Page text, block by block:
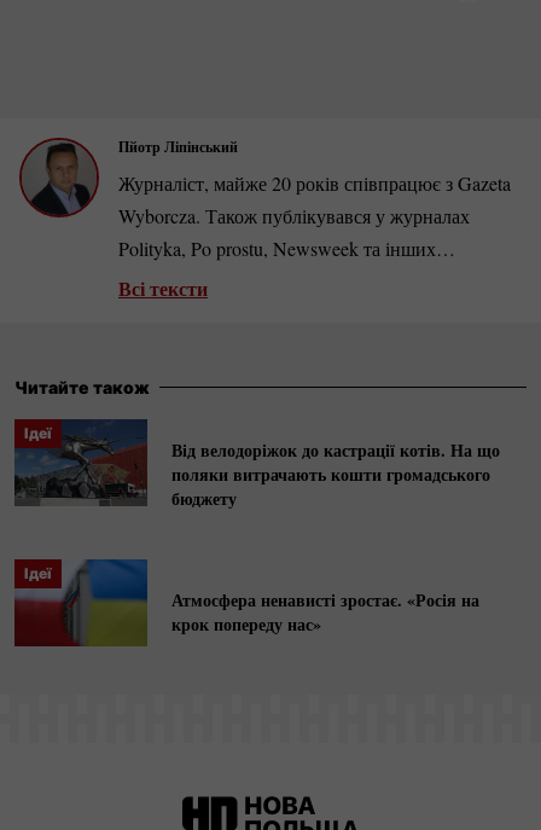
Пйотр Ліпінський
Журналіст, майже 20 років співпрацює з Gazeta
Wyborcza. Також публікувався у журналах
Polityka, Po prostu, Newsweek та інших
польських і зарубіжних виданнях. Автор
книжок «Берут. Коли партія була богом»,
журналістських премій, входить у список ста
найкращих польських репортерів.
Всі тексти
Читайте також
Ідеї
Від велодоріжок до кастрації котів. На що
поляки витрачають кошти громадського
бюджету
Ідеї
Атмосфера ненависті зростає. «Росія на
крок попереду нас»